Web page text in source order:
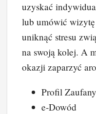
uzyskać
lub umówić
uniknąć stresu
na swoją kolej. A
okazji zaparzyć
Profil Zaufany
e-Dowód